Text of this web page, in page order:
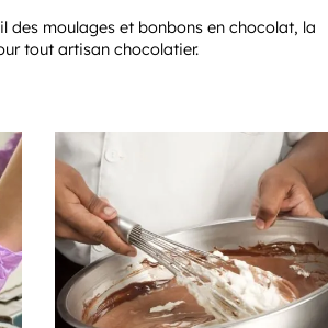
des moulages et bonbons en chocolat, la
tout artisan chocolatier.